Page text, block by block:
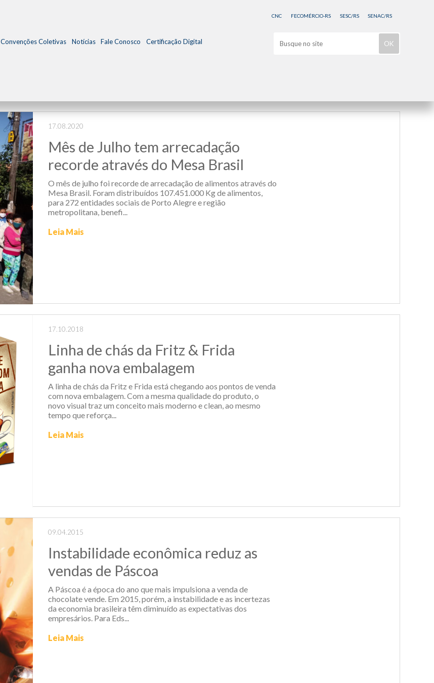
CNC FECOMÉRCIO-RS SESC/RS SENAC/RS
Convenções Coletivas Notícias Fale Conosco Certificação Digital
17.08.2020
Mês de Julho tem arrecadação
recorde através do Mesa Brasil
O mês de julho foi recorde de arrecadação de alimentos através do
Mesa Brasil. Foram distribuídos 107.451.000 Kg de alimentos,
para 272 entidades sociais de Porto Alegre e região
metropolitana, benefi...
Leia Mais
17.10.2018
Linha de chás da Fritz & Frida
ganha nova embalagem
A linha de chás da Fritz e Frida está chegando aos pontos de venda
com nova embalagem. Com a mesma qualidade do produto, o
novo visual traz um conceito mais moderno e clean, ao mesmo
tempo que reforça...
Leia Mais
09.04.2015
Instabilidade econômica reduz as
vendas de Páscoa
A Páscoa é a época do ano que mais impulsiona a venda de
chocolate vende. Em 2015, porém, a instabilidade e as incertezas
da economia brasileira têm diminuído as expectativas dos
empresários. Para Eds...
Leia Mais